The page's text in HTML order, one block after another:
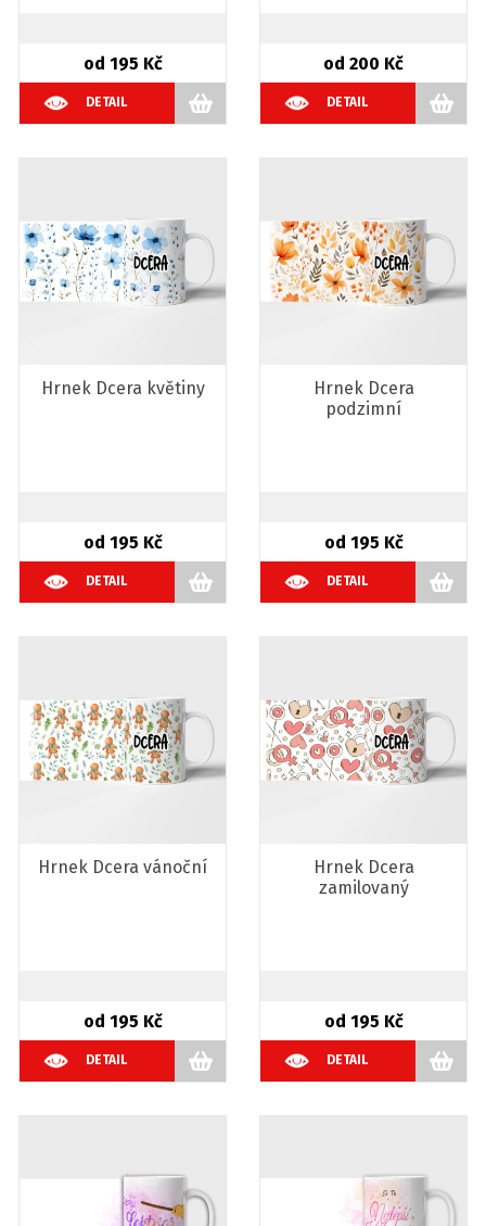
od 195 Kč
DETAIL
od 200 Kč
DETAIL
Hrnek Dcera květiny
od 195 Kč
DETAIL
Hrnek Dcera
podzimní
od 195 Kč
DETAIL
Hrnek Dcera vánoční
od 195 Kč
DETAIL
Hrnek Dcera
zamilovaný
od 195 Kč
DETAIL